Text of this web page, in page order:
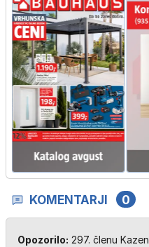
KOMENTARJI 0
Opozorilo: 297. členu